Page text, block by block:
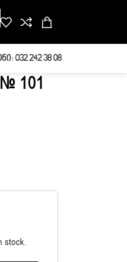
032 242 38 08
101
stock.